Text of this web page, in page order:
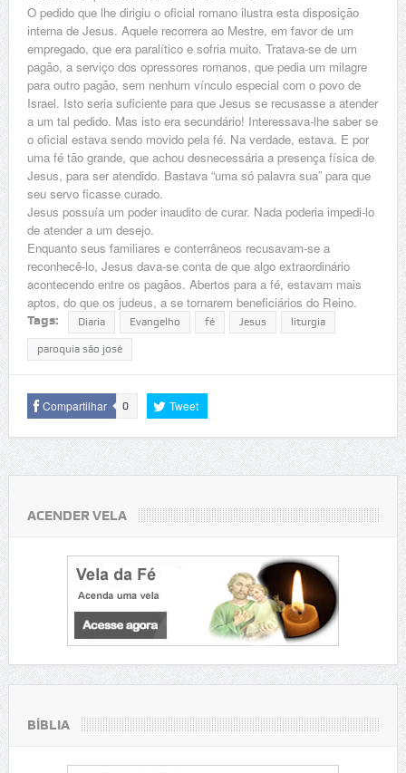
O pedido que lhe dirigiu o oficial romano ilustra esta disposição
interna de Jesus. Aquele recorrera ao Mestre, em favor de um
empregado, que era paralítico e sofria muito. Tratava-se de um
pagão, a serviço dos opressores romanos, que pedia um milagre
para outro pagão, sem nenhum vínculo especial com o povo de
Israel. Isto seria suficiente para que Jesus se recusasse a atender
a um tal pedido. Mas isto era secundário! Interessava-lhe saber se
o oficial estava sendo movido pela fé. Na verdade, estava. E por
uma fé tão grande, que achou desnecessária a presença física de
Jesus, para ser atendido. Bastava “uma só palavra sua” para que
seu servo ficasse curado.
Jesus possuía um poder inaudito de curar. Nada poderia impedi-lo
de atender a um desejo.
Enquanto seus familiares e conterrâneos recusavam-se a
reconhecê-lo, Jesus dava-se conta de que algo extraordinário
acontecendo entre os pagãos. Abertos para a fé, estavam mais
aptos, do que os judeus, a se tornarem beneficiários do Reino.
Tags: Diaria Evangelho fé Jesus liturgia
paroquia são josé
Compartilhar 0 Tweet
ACENDER VELA
BÍBLIA